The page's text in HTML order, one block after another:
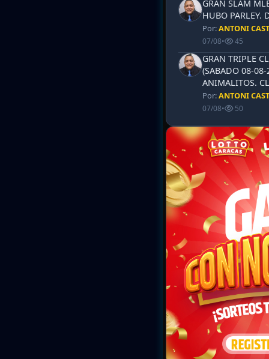
GRAN SLAM
HUBO PARLEY.
Por:ANTONI
07/08• 45
GRAN TRIPLE
(SABADO 08-
ANIMALITOS.
Por:ANTONI
07/08• 50